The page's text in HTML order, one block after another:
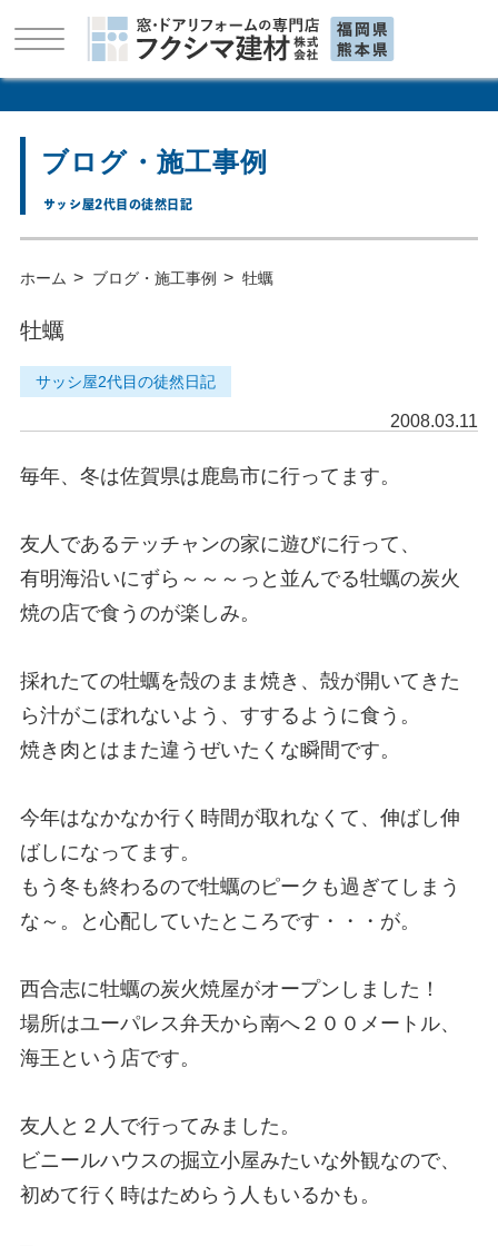
ブログ・施工事例
サッシ屋2代目の徒然日記
ホーム > ブログ・施工事例 > 牡蠣
牡蠣
サッシ屋2代目の徒然日記
2008.03.11
毎年、冬は佐賀県は鹿島市に行ってます。
友人であるテッチャンの家に遊びに行って、
有明海沿いにずら～～～っと並んでる牡蠣の炭火
焼の店で食うのが楽しみ。
採れたての牡蠣を殻のまま焼き、殻が開いてきた
ら汁がこぼれないよう、すするように食う。
焼き肉とはまた違うぜいたくな瞬間です。
今年はなかなか行く時間が取れなくて、伸ばし伸
ばしになってます。
もう冬も終わるので牡蠣のピークも過ぎてしまう
な～。と心配していたところです・・・が。
西合志に牡蠣の炭火焼屋がオープンしました！
場所はユーパレス弁天から南へ２００メートル、
海王という店です。
友人と２人で行ってみました。
ビニールハウスの掘立小屋みたいな外観なので、
初めて行く時はためらう人もいるかも。